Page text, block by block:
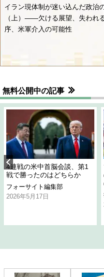
イラン現体制が迷い込んだ政治
（上）――欠ける展望、失われ
序、米軍介入の可能性
無料公開中の記事
4連戦の米中首脳会談、第1
戦で勝ったのはどちらか
フォーサイト編集部
2026年5月17日